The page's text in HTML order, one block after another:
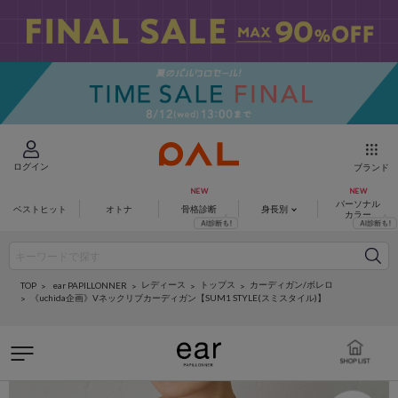
ログイン ブランド
ベストヒット オトナ 骨格診断 身長別
パーソナル
カラー
TOP ear PAPILLONNER レディース トップス
カーディガン/ボレロ
《uchida企画》Vネックリブカーディガン【SUM1 STYLE(スミスタイル)】